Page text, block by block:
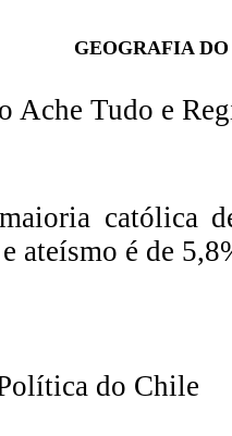
GEOGRAFIA
Ache Tudo e
católica
ateísmo é de
do Chile